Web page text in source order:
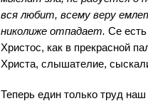
вся любит, всему веру
николиже отпадает. Се
Христос, как в прекрасной
Христа, слышателие,
Теперь един только труд